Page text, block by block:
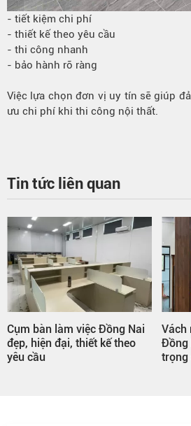
- tiết kiệm chi phí
- thiết kế theo yêu cầu
- thi công nhanh
- bảo hành rõ ràng
Việc lựa chọn đơn vị uy tín sẽ giúp
ưu chi phí khi thi công nội thất.
Tin tức liên quan
Cụm bàn làm việc Đồng Nai
đẹp, hiện đại, thiết kế theo
yêu cầu
Vách
Đồng
trọng